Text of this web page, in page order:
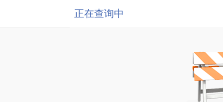
正在查询中